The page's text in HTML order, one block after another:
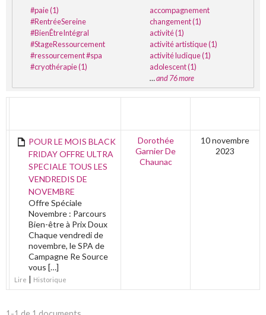
#paie (1)
#RentréeSereine
#BienÊtreIntégral
#StageRessourcement
#ressourcement #spa
#cryothérapie (1)
accompagnement
changement (1)
activité (1)
activité artistique (1)
activité ludique (1)
adolescent (1)
…and 76 more
POUR LE MOIS BLACK
FRIDAY OFFRE ULTRA
SPECIALE TOUS LES
VENDREDIS DE
NOVEMBRE
Offre Spéciale
Novembre : Parcours
Bien-être à Prix Doux
Chaque vendredi de
novembre, le SPA de
Campagne Re Source
vous […]
Lire | Historique
Dorothée
Garnier De
Chaunac
10 novembre
2023